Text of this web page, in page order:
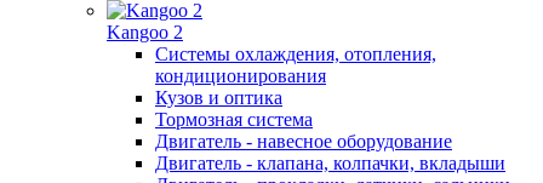
Kangoo 2
Системы охлаждения, отопления,
кондиционирования
Кузов и оптика
Тормозная система
Двигатель - навесное оборудование
Двигатель - клапана, колпачки, вкладыши